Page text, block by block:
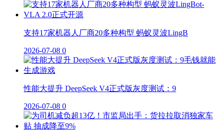
支持17家机器人厂商20多种构型 蚂蚁灵波LingB
2026-07-08 0
性能大提升 DeepSeek V4正式版灰度测试：9
2026-07-08 0